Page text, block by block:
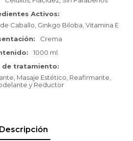
Activos
Caballo, Ginkgo Biloba, Vitamina E
Crema
1000 ml.
de tratamiento
Masaje Estético, Reafirmante,
y Reductor
Descripción